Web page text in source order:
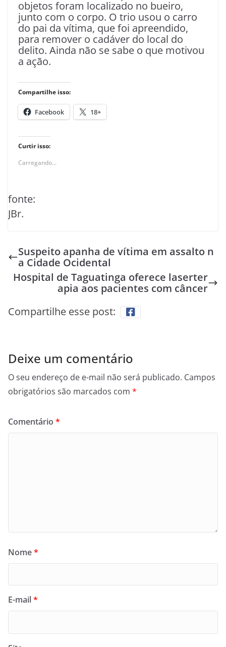
objetos foram localizado no bueiro,
junto com o corpo. O trio usou o carro
do pai da vítima, que foi apreendido,
para remover o cadáver do local do
delito. Ainda não se sabe o que motivou
a ação.
Compartilhe isso:
Facebook 18+
Curtir isso:
Carregando...
fonte:
JBr.
Suspeito apanha de vítima em assalto n
a Cidade Ocidental
Hospital de Taguatinga oferece laserter
apia aos pacientes com câncer
Compartilhe esse post:
Deixe um comentário
O seu endereço de e-mail não será publicado. Campos
obrigatórios são marcados com *
Comentário *
Nome*
E-mail*